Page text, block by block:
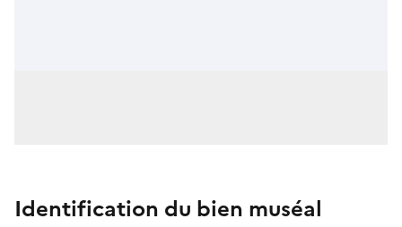
Identification du bien muséal